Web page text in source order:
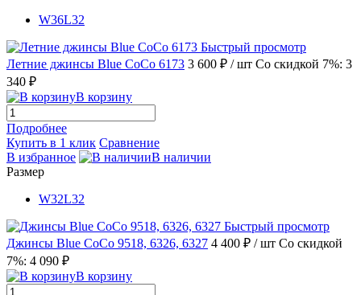
W36L32
Быстрый просмотр
Летние джинсы Blue CoCo 6173 3 600 ₽ / шт Со скидкой 7%: 3
340 ₽
В корзину
Подробнее
Купить в 1 клик Сравнение
В избранное
В наличии
Размер
W32L32
Быстрый просмотр
Джинсы Blue CoCo 9518, 6326, 6327 4 400 ₽ / шт Со скидкой
7%: 4 090 ₽
В корзину